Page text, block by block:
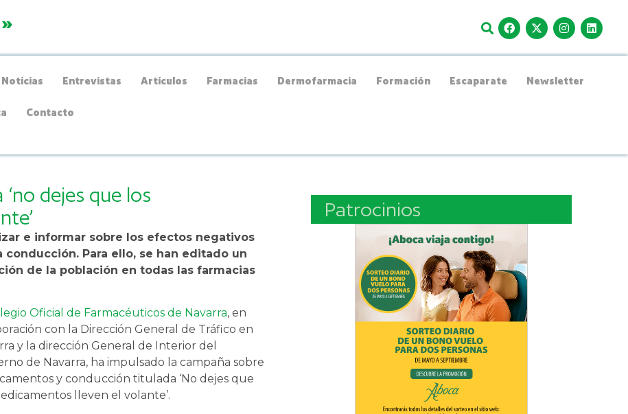
»
Noticias Entrevistas Artículos Farmacias Dermofarmacia Formación Escaparate Newsletter
Contacto
dejes que los
e informar sobre los efectos negativos
Para ello, se han editado un
de la población en todas las farmacias
Oficial de Farmacéuticos de Navarra, en
con la Dirección General de Tráfico en
y la dirección General de Interior del
de Navarra, ha impulsado la campaña sobre
y conducción titulada ‘No dejes que
lleven el volante’.
Patrocinios